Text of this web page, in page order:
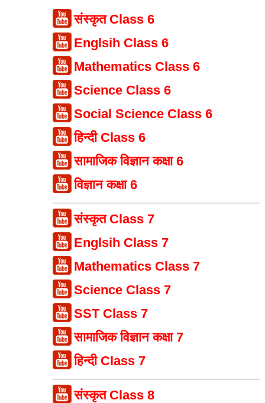
संस्कृत Class 6
Englsih Class 6
Mathematics Class 6
Science Class 6
Social Science Class 6
हिन्दी Class 6
सामाजिक विज्ञान कक्षा 6
विज्ञान कक्षा 6
संस्कृत Class 7
Englsih Class 7
Mathematics Class 7
Science Class 7
SST Class 7
सामाजिक विज्ञान कक्षा 7
हिन्दी Class 7
संस्कृत Class 8